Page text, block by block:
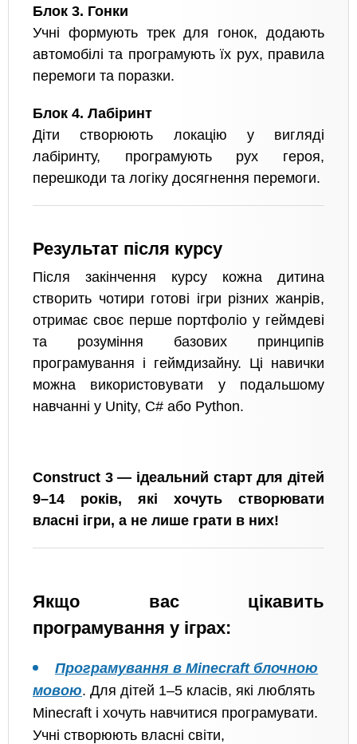
Блок 3. Гонки
Учні формують трек для гонок, додають
автомобілі та програмують їх рух, правила
перемоги та поразки.
Блок 4. Лабіринт
Діти створюють локацію у вигляді
лабіринту, програмують рух героя,
перешкоди та логіку досягнення перемоги.
Результат після курсу
Після закінчення курсу кожна дитина
створить чотири готові ігри різних жанрів,
отримає своє перше портфоліо у геймдеві
та розуміння базових принципів
програмування і геймдизайну. Ці навички
можна використовувати у подальшому
навчанні у Unity, C# або Python.
Construct 3 — ідеальний старт для дітей
9–14 років, які хочуть створювати
власні ігри, а не лише грати в них!
Якщо вас цікавить
програмування у іграх:
Програмування в Minecraft блочною
мовою. Для дітей 1–5 класів, які люблять
Minecraft і хочуть навчитися програмувати.
Учні створюють власні світи,